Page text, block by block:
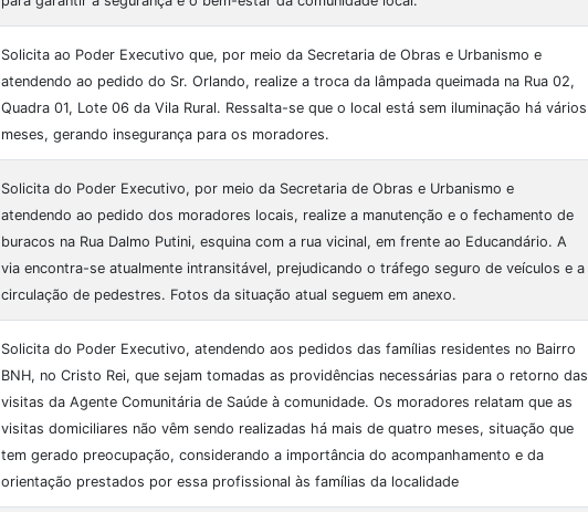
Solicita ao Poder Executivo que, por meio da Secretaria de Obras e Urbanismo e
atendendo ao pedido do Sr. Orlando, realize a troca da lâmpada queimada na Rua 02,
Quadra 01, Lote 06 da Vila Rural. Ressalta-se que o local está sem iluminação há vários
meses, gerando insegurança para os moradores.
Solicita do Poder Executivo, por meio da Secretaria de Obras e Urbanismo e
atendendo ao pedido dos moradores locais, realize a manutenção e o fechamento de
buracos na Rua Dalmo Putini, esquina com a rua vicinal, em frente ao Educandário. A
via encontra-se atualmente intransitável, prejudicando o tráfego seguro de veículos e a
circulação de pedestres. Fotos da situação atual seguem em anexo.
Solicita do Poder Executivo, atendendo aos pedidos das famílias residentes no Bairro
BNH, no Cristo Rei, que sejam tomadas as providências necessárias para o retorno das
visitas da Agente Comunitária de Saúde à comunidade. Os moradores relatam que as
visitas domiciliares não vêm sendo realizadas há mais de quatro meses, situação que
tem gerado preocupação, considerando a importância do acompanhamento e da
orientação prestados por essa profissional às famílias da localidade